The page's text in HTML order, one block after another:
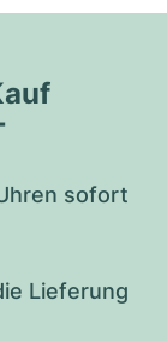
sofort
Lieferung